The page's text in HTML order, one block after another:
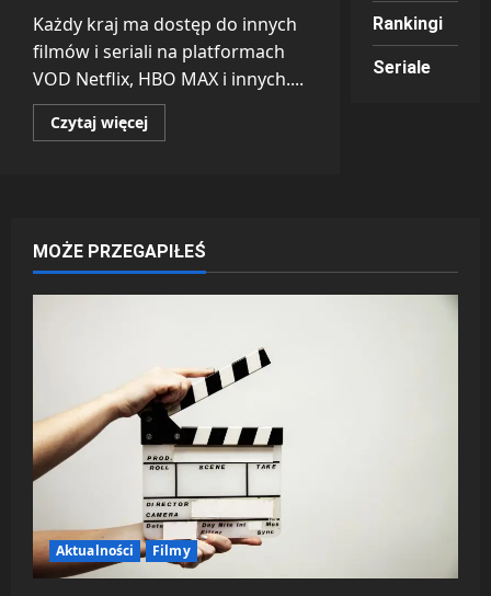
Każdy kraj ma dostęp do innych
filmów i seriali na platformach
VOD Netflix, HBO MAX i innych....
Czytaj więcejDowiedz
się
ukrytych
filmów
i
seriali
MAX?
Rankingi
Seriale
MOŻE PRZEGAPIŁEŚ
Aktualności Filmy